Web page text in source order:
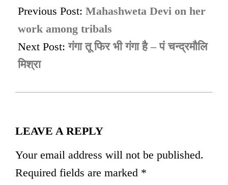
07-
22
Previous Post: Mahashweta Devi on her
work among tribals
Next Post:गंगा तू फिर भी गंगा है – पं चन्द्रमौलि
मिश्रा
LEAVE A REPLY
Your email address will not be published.
Required fields are marked *